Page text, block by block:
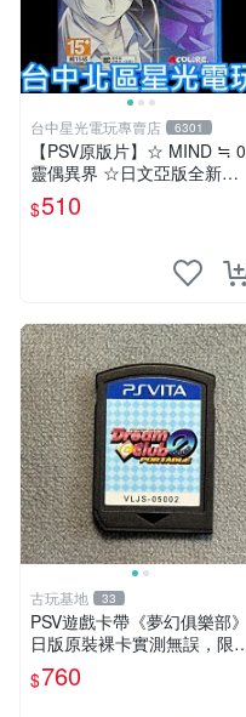
台中星光電玩專賣店 6301
【PSV原版片】☆ MIND ≒ 0
靈偶異界 ☆日文亞版全新品
【特價優惠】台中星光電玩
$510
古玩基地 33
PSV遊戲卡帶《夢幻俱樂部》
日版原裝裸卡實測無誤，限S
ONY PSV機支援 psv psv游戲
psv夢幻俱樂部
$760